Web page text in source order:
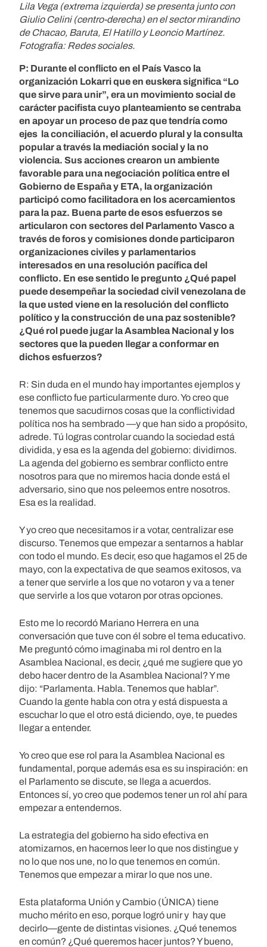
Lila Vega (extrema izquierda) se presenta junto con
Giulio Celini (centro-derecha) en el sector mirandino
de Chacao, Baruta, El Hatillo y Leoncio Martínez.
Fotografía: Redes sociales.
P: Durante el conflicto en el País Vasco la
organización Lokarri que en euskera significa “Lo
que sirve para unir”, era un movimiento social de
carácter pacifista cuyo planteamiento se centraba
en apoyar un proceso de paz que tendría como
ejes la conciliación, el acuerdo plural y la consulta
popular a través la mediación social y la no
violencia. Sus acciones crearon un ambiente
favorable para una negociación política entre el
Gobierno de España y ETA, la organización
participó como facilitadora en los acercamientos
para la paz. Buena parte de esos esfuerzos se
articularon con sectores del Parlamento Vasco a
través de foros y comisiones donde participaron
organizaciones civiles y parlamentarios
interesados en una resolución pacífica del
conflicto. En ese sentido le pregunto ¿Qué papel
puede desempeñar la sociedad civil venezolana de
la que usted viene en la resolución del conflicto
político y la construcción de una paz sostenible?
¿Qué rol puede jugar la Asamblea Nacional y los
sectores que la pueden llegar a conformar en
dichos esfuerzos?
R: Sin duda en el mundo hay importantes ejemplos y
ese conflicto fue particularmente duro. Yo creo que
tenemos que sacudirnos cosas que la conflictividad
política nos ha sembrado —y que han sido a propósito,
adrede. Tú logras controlar cuando la sociedad está
dividida, y esa es la agenda del gobierno: dividirnos.
La agenda del gobierno es sembrar conflicto entre
nosotros para que no miremos hacia donde está el
adversario, sino que nos peleemos entre nosotros.
Esa es la realidad.
Y yo creo que necesitamos ir a votar, centralizar ese
discurso. Tenemos que empezar a sentarnos a hablar
con todo el mundo. Es decir, eso que hagamos el 25 de
mayo, con la expectativa de que seamos exitosos, va
a tener que servirle a los que no votaron y va a tener
que servirle a los que votaron por otras opciones.
Esto me lo recordó Mariano Herrera en una
conversación que tuve con él sobre el tema educativo.
Me preguntó cómo imaginaba mi rol dentro en la
Asamblea Nacional, es decir, ¿qué me sugiere que yo
debo hacer dentro de la Asamblea Nacional? Y me
dijo: “Parlamenta. Habla. Tenemos que hablar”.
Cuando la gente habla con otra y está dispuesta a
escuchar lo que el otro está diciendo, oye, te puedes
llegar a entender.
Yo creo que ese rol para la Asamblea Nacional es
fundamental, porque además esa es su inspiración: en
el Parlamento se discute, se llega a acuerdos.
Entonces sí, yo creo que podemos tener un rol ahí para
empezar a entendernos.
La estrategia del gobierno ha sido efectiva en
atomizarnos, en hacernos leer lo que nos distingue y
no lo que nos une, no lo que tenemos en común.
Tenemos que empezar a mirar lo que nos une.
Esta plataforma Unión y Cambio (ÚNICA) tiene
mucho mérito en eso, porque logró unir y hay que
decirlo—gente de distintas visiones. ¿Qué tenemos
en común? ¿Qué queremos hacer juntos? Y bueno,